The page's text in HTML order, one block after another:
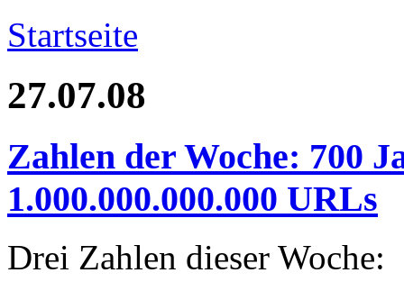
Startseite
27.07.08
Zahlen der Woche: 700
1.000.000.000.000 URLs
Drei Zahlen dieser Woche: